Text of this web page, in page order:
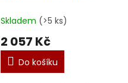
Skladem (>5 ks)
2 057 Kč
Do košíku